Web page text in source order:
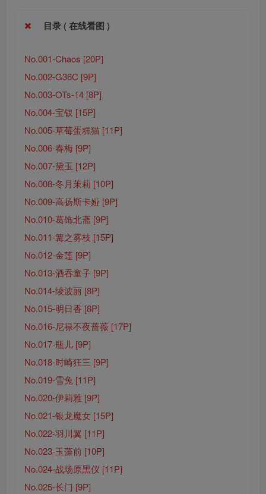
目录 ( 在线看图 )
No.001-Chaos [20P]
No.002-G36C [9P]
No.003-OTs-14 [8P]
No.004-宝钗 [15P]
No.005-草莓蛋糕猫 [11P]
No.006-春梅 [9P]
No.007-黛玉 [12P]
No.008-冬月茉莉 [10P]
No.009-高扬斯卡娅 [9P]
No.010-葛饰北斋 [9P]
No.011-篝之雾枝 [15P]
No.012-金莲 [9P]
No.013-酒吞童子 [9P]
No.014-绫波丽 [8P]
No.015-明日香 [8P]
No.016-尼禄不夜蔷薇 [17P]
No.017-瓶儿 [9P]
No.018-时崎狂三 [9P]
No.019-雪兔 [11P]
No.020-伊莉雅 [9P]
No.021-银龙魔女 [15P]
No.022-羽川翼 [11P]
No.023-玉藻前 [10P]
No.024-战场原黑仪 [11P]
No.025-长门 [9P]